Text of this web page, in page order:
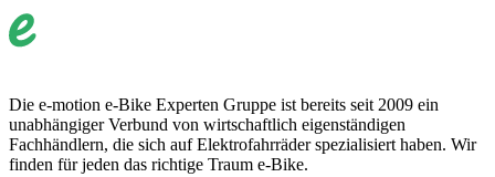
Die e-motion e-Bike Experten Gruppe ist bereits seit 2009 ein
unabhängiger Verbund von wirtschaftlich eigenständigen
Fachhändlern, die sich auf Elektrofahrräder spezialisiert haben. Wir
finden für jeden das richtige Traum e-Bike.